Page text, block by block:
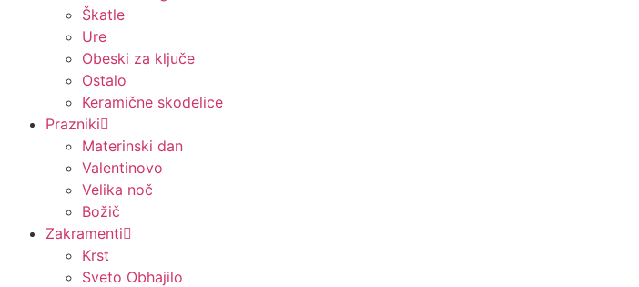
Škatle
Ure
Obeski za ključe
Ostalo
Keramične skodelice
Prazniki
Materinski dan
Valentinovo
Velika noč
Božič
Zakramenti
Krst
Sveto Obhajilo